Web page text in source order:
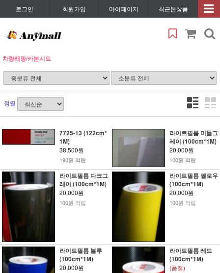
로그인 회원가입 마이페이지 최근본상품
차량래핑/카본시트
정렬
7725-13 (122cm*
1M)
38,500원
190원 적립
라이트필름 미들그
레이 (100cm*1M)
20,000원
100원 적립
라이트필름 다크그
레이 (100cm*1M)
20,000원
100원 적립
라이트필름 옐로우
(100cm*1M)
20,000원
100원 적립
라이트필름 블루
(100cm*1M)
20,000원
라이트필름 레드
(100cm*1M)
(품절)